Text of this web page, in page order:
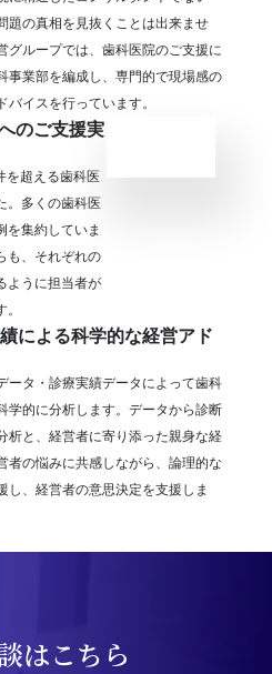
題の真相を見抜くことは出来ませ
グループでは、歯科医院のご支援に
事業部を編成し、専門的で現場感の
バイスを行っています。
のご支援実
を超える歯科医
。多くの歯科医
を集約していま
も、それぞれの
ように担当者が
による科学的な経営アド
ータ・診療実績データによって歯科
学的に分析します。データから診断
析と、経営者に寄り添った親身な経
者の悩みに共感しながら、論理的な
し、経営者の意思決定を支援しま
はこちら